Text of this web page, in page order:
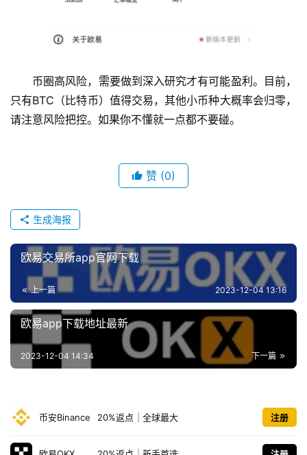
币圈高风险，需要做到深入研究才有可能盈利。目前，
只有BTC（比特币）值得交易，其他小币种大概率会归零，
请注意风险把控。如果你不懂就一点都不要碰。
赞 (0)
生成海报
欧易交易所app官网下载
上一篇 2023-12-04 13:16
欧易app下载地址最新
下一篇
2023-12-04 14:34
币安Binance 20%返点 全球最大 注册